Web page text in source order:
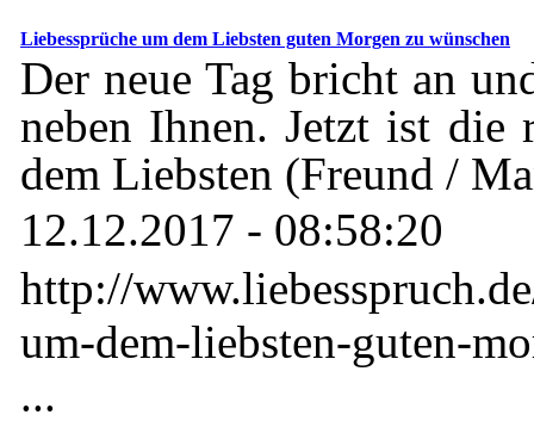
Liebessprüche um dem Liebsten guten Morgen zu wünschen
Der neue Tag bricht an
neben Ihnen. Jetzt ist die
dem Liebsten (Freund /
12.12.2017 - 08:58:20
http://
um-dem-liebsten-guten-
...